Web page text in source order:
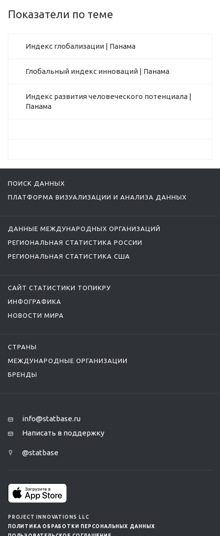
Показатели по теме
Индекс глобализации | Панама
Глобальный индекс инноваций | Панама
Индекс развития человеческого потенциала |
Панама
ПОИСК ДАННЫХ
ПЛАТФОРМА ВИЗУАЛИЗАЦИИ И АНАЛИЗА ДАННЫХ
ДАННЫЕ МЕЖДУНАРОДНЫХ ОРГАНИЗАЦИЙ
РЕГИОНАЛЬНАЯ СТАТИСТИКА РОССИИ
РЕГИОНАЛЬНАЯ СТАТИСТИКА США
САЙТ СТАТИСТИКИ ТОПИКРУ
ИНФОГРАФИКА
НОВОСТИ МИРА
СТРАНЫ
МЕЖДУНАРОДНЫЕ ОРГАНИЗАЦИИ
БРЕНДЫ
info@statbase.ru
Написать в поддержку
@statbase
PROJECT INNOVATIONS LLC
ПОЛИТИКА ОБРАБОТКИ ПЕРСОНАЛЬНЫХ ДАННЫХ